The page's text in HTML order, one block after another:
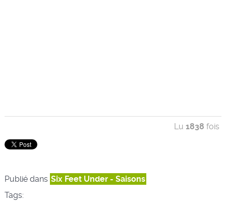
Lu1838 fois
Publié dans Six Feet Under - Saisons
Tags: